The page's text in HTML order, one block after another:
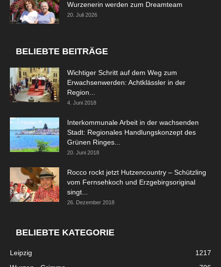
Wurzenerin werden zum Dreamteam
20. Juli 2026
BELIEBTE BEITRÄGE
Wichtiger Schritt auf dem Weg zum
Erwachsenwerden: Achtklässler in der
Region...
4. Juni 2018
Interkommunale Arbeit in der wachsenden
Stadt: Regionales Handlungskonzept des
Grünen Ringes...
20. Juni 2018
Rocco rockt jetzt Hutzencountry – Schützling
vom Fernsehkoch und Erzgebirgsoriginal
singt...
26. Dezember 2018
BELIEBTE KATEGORIE
Leipzig
1217